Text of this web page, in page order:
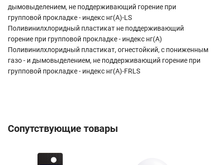
дымовыделением, не поддерживающий горение при
групповой прокладке - индекс нг(А)-LS
Поливинилхлоридный пластикат не поддерживающий
горение при групповой прокладке - индекс нг(А)
Поливинилхлоридный пластикат, огнестойкий, с пониженным
газо - и дымовыделением, не поддерживающий горение при
групповой прокладке - индекс нг(А)-FRLS
Сопутствующие товары